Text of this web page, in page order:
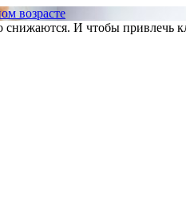
возрасте
И чтобы привлечь